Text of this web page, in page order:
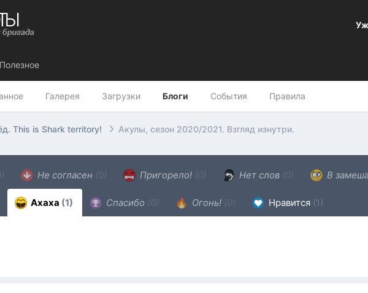
Галерея Загрузки Блоги События Правила
Полезное
This is Shark territory! Акулы, сезон 2020/2021. Взгляд изнутри.
Не согласен (0) Пригорело! (0) Нет слов (0) В
Ахаха (1) Спасибо (0) Огонь! (0) Нравится (1)